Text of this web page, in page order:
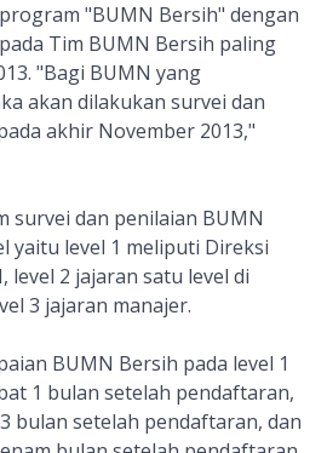
"BUMN Bersih" dengan
Tim BUMN Bersih paling
"Bagi BUMN yang
akan dilakukan survei dan
akhir November 2013,"
survei dan penilaian BUMN
yaitu level 1 meliputi Direksi
level 2 jajaran satu level di
3 jajaran manajer.
BUMN Bersih pada level 1
1 bulan setelah pendaftaran,
bulan setelah pendaftaran, dan